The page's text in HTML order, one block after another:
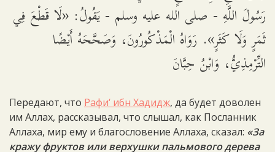
رَسُولَ اللَّهِ - صلى الله عليه وسلم - يَقُولُ: «لَا قَطْعَ فِي
ثَمَرٍ وَلَا كَثَرٍ». رَوَاهُ الْمَذْكُورُونَ، وَصَحَّحَهُ أَيْضًا
التِّرْمِذِيُّ، وَابْنُ حِبَّانَ
Передают, что Рафи‘ ибн Хадидж, да будет доволен
им Аллах, рассказывал, что слышал, как Посланник
Аллаха, мир ему и благословение Аллаха, сказал: «За
кражу фруктов или верхушки пальмового дерева